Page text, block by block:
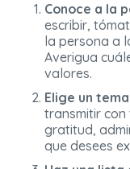
Conoce a la
escribir,
la persona a
Averigua
valores.
Elige un
transmitir con
gratitud,
que desees